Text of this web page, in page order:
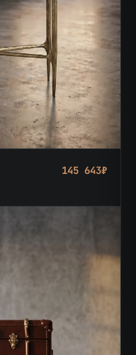
145 643₽